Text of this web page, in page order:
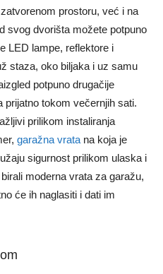
prostoru, već i na
svog dvorišta možete potpuno
LED lampe, reflektore i
staza, oko biljaka i uz samu
potpuno drugačije
prijatno tokom večernjih sati.
prilikom instaliranja
garažna vrata na koja je
sigurnost prilikom ulaska i
moderna vrata za garažu,
će ih naglasiti i dati im